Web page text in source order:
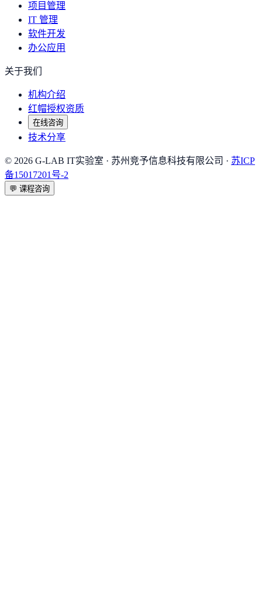
项目管理
IT 管理
软件开发
办公应用
关于我们
机构介绍
红帽授权资质
在线咨询
技术分享
© 2026 G-LAB IT实验室 · 苏州竞予信息科技有限公司 · 苏ICP
备15017201号-2
💬 课程咨询